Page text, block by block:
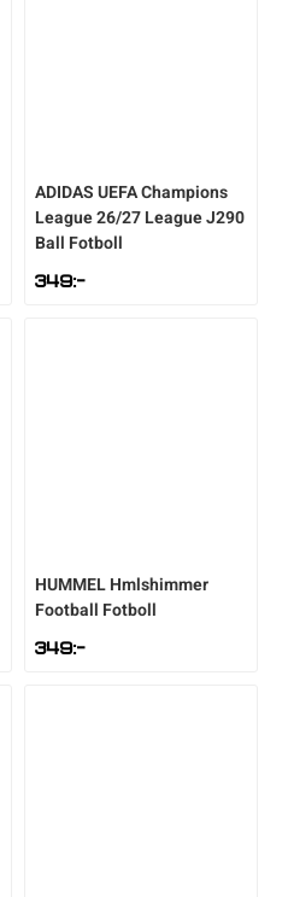
ADIDASUEFA Champions
League 26/27 League J290
Ball Fotboll
349:-
HUMMELHmlshimmer
Football Fotboll
349:-